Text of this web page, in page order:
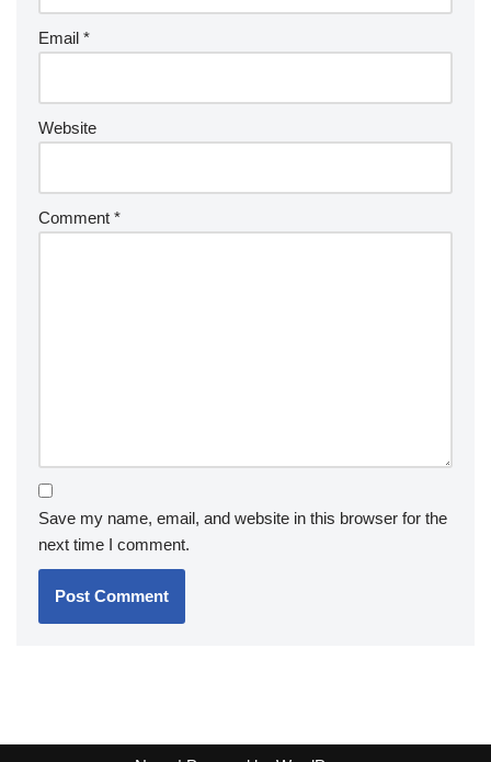
Email *
Website
Comment *
Save my name, email, and website in this browser for the
next time I comment.